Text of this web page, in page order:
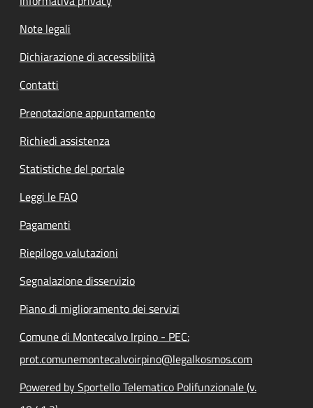
Note legali
Dichiarazione di accessibilità
Contatti
Prenotazione appuntamento
Richiedi assistenza
Statistiche del portale
Leggi le FAQ
Pagamenti
Riepilogo valutazioni
Segnalazione disservizio
Piano di miglioramento dei servizi
Comune di Montecalvo Irpino - PEC:
prot.comunemontecalvoirpino@legalkosmos.com
Powered by Sportello Telematico Polifunzionale (v.